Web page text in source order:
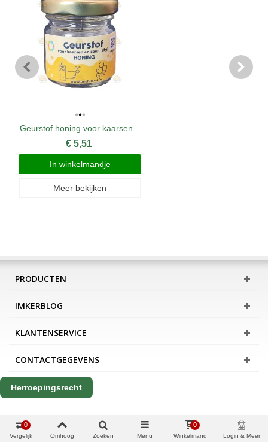
Geurstof honing voor kaarsen...
€ 5,51
In winkelmandje
Meer bekijken
PRODUCTEN
IMKERBLOG
KLANTENSERVICE
CONTACTGEGEVENS
Herroepingsrecht
Vergelijk
0
Omhoog Zoeken Menu Winkelmand
0
Login & Meer